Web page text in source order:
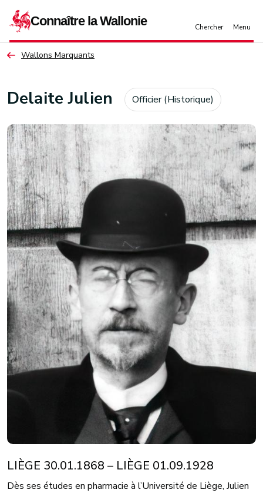
Wallons Marquants
Delaite Julien Officier (Historique)
LIÈGE 30.01.1868 – LIÈGE 01.09.1928
Dès ses études en pharmacie à l’Université de Liège, Julien